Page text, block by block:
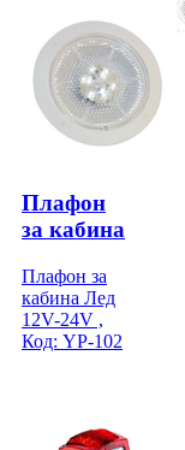
Плафон
за кабина
Плафон за
кабина Лед
12V-24V ,
Код: YP-102